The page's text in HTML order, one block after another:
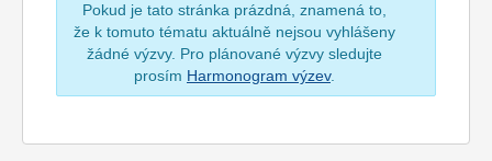
Pokud je tato stránka prázdná, znamená to,
že k tomuto tématu aktuálně nejsou vyhlášeny
žádné výzvy. Pro plánované výzvy sledujte
prosím Harmonogram výzev.